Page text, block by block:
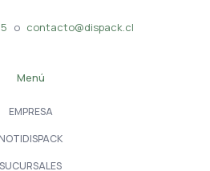
o contacto@dispack.cl
Menú
EMPRESA
NOTIDISPACK
SUCURSALES